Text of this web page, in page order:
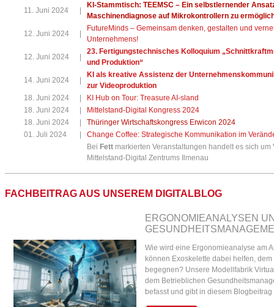
11. Juni 2024
KI-Stammtisch: TEEMSC – Ein selbstlernender
Maschinendiagnose auf Mikrokontrollern zu
12. Juni 2024
FutureMinds – Gemeinsam denken, gestalten und
Unternehmens!
12. Juni 2024
23. Fertigungstechnisches Kolloquium
und Produktion“
14. Juni 2024
KI als kreative Assistenz der
zur Videoproduktion
18. Juni 2024
KI Hub on Tour: Treasure AI-sland
18. Juni 2024
Mittelstand-Digital Kongress 2024
18. Juni 2024
Thüringer Wirtschaftskongress Erwicon 2024
01. Juli 2024
Change Coffee: Strategische Kommunikation im
Bei Fett markierten Veranstaltungen handelt es sich um
Mittelstand-Digital Zentrums Ilmenau
FACHBEITRAG AUS UNSEREM DIGITALBLOG
ERGONOMIEANALYSEN
Wie wird eine Ergonomieanalyse am
können Exoskelette dabei helfen,
begegnen? Unsere Modellfabrik
dem Betrieblichen
befasst und gibt in diesem